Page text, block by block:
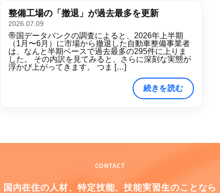
整備工場の「撤退」が過去最多を更新
2026.07.09
帝国データバンクの調査によると、2026年上半期
（1月〜6月）に市場から撤退した自動車整備事業者
は、なんと半期ベースで過去最多の295件に上りま
した。 その内訳を見てみると、さらに深刻な実態が
浮かび上がってきます。 つま […]
続きを読む
CONTACT
国内在住の人材、特定技能、技能実習生のことなら